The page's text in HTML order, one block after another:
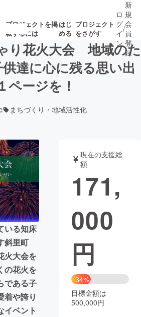
プロジェクトを掲
載するには
はじ
める
プロジェクト
をさがす
の新着プロ募集終了が近いプ
ロジェクト
・ガジェット
書籍・雑誌
業 チャレンジ
地域活性化
Good
CAMPFIRE Creation
さと納税 machi-ya コミュニティ
ロ
グ
イ
ン
/
新
規
会
員
登
録
り花火大会 地域のた
達に心に残る思い出
ページを！
まちづくり・地域活性化
いる知床
斜里町
火大会を
の花火を
である子
着や誇り
イベント
現在の支援総
額
171,
000
円
34%
目標金額は
500,000円